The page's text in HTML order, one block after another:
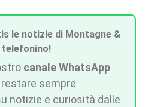
le notizie di Montagne &
telefonino!
canale WhatsApp
restare sempre
notizie e curiosità dalle